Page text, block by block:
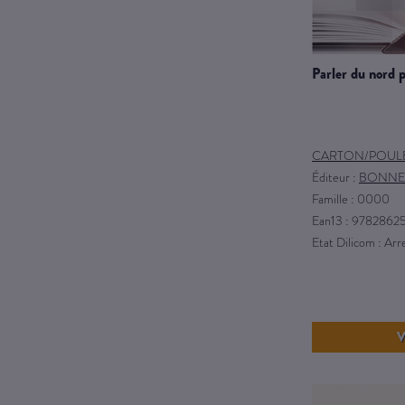
parler du nord
CARTON/
Éditeur :
Famille : 0000
Ean13 :
Etat Dilicom :